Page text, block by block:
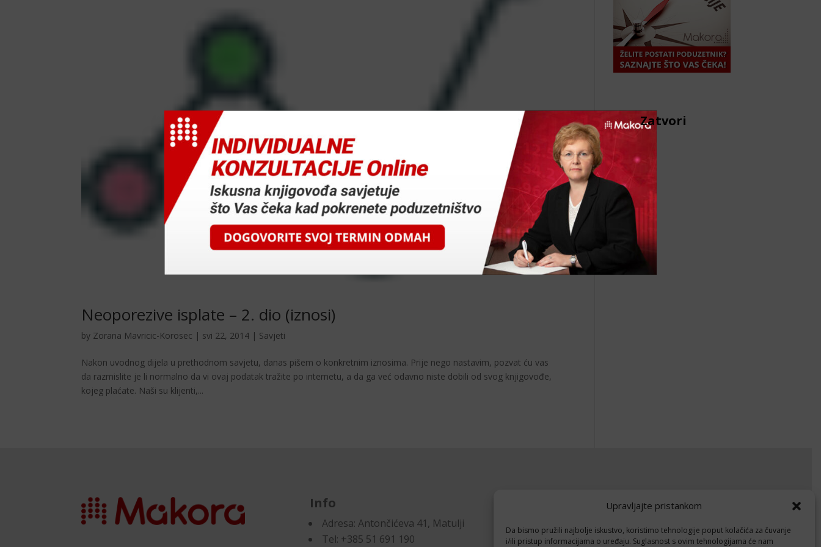
Upravljajte pristankom
Da bismo pružili najbolje iskustvo, koristimo tehnologije poput kolačića za čuvanje
i/ili pristup informacijama o uređaju. Suglasnost s ovim tehnologijama će nam
Neoporezive isplate – 2. dio (iznosi)
by Zorana Mavricic-Korosec | svi 22, 2014| Savjeti
Nakon uvodnog dijela u prethodnom savjetu, danas pišem o konkretnim iznosima. Prije nego nastavim, pozvat ću vas
da razmislite je li normalno da vi ovaj podatak tražite po internetu, a da ga već odavno niste dobili od svog knjigovođe,
kojeg plaćate. Naši su klijenti,...
Info
Adresa: Antončićeva 41, Matulji
Tel: +385 51 691 190
Dokumenti
Pravila privatnosti
Politika kolačića (EU)
Zatvori